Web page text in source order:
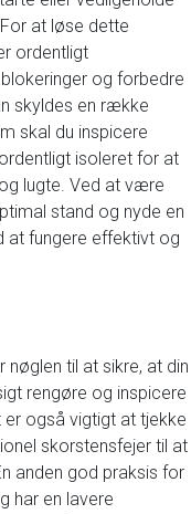
at løse dette
ordentligt
og forbedre
skyldes en række
skal du inspicere
isoleret for at
lugte. Ved at være
stand og nyde en
at fungere effektivt og
til at sikre, at din
rengøre og inspicere
også vigtigt at tjekke
skorstensfejer til at
anden god praksis for
har en lavere